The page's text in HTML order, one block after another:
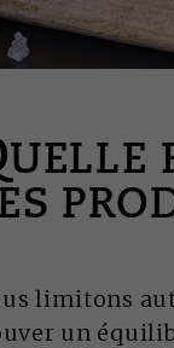
UELLE
limitons
un